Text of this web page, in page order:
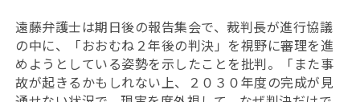
遠藤弁護士は期日後の報告集会で、裁判長が進行協議
の中に、「おおむね２年後の判決」を視野に審理を進
めようとしている姿勢を示したことを批判。「また事
故が起きるかもしれない上、２０３０年度の完成が見